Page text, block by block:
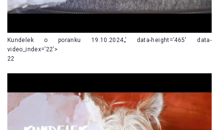
Kundelek o poranku 19.10.2024„’ data-height=’465′ data-
video_index=’22’>
22